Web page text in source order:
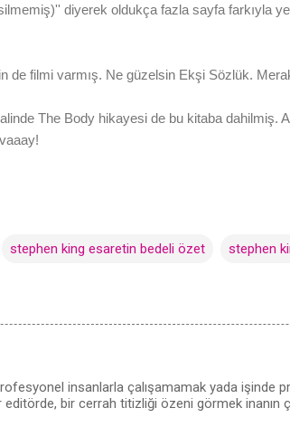
diyerek oldukça fazla sayfa farkıyla
de filmi varmış. Ne güzelsin Ekşi Sözlük.
The Body hikayesi de bu kitaba dahilmiş.
stephen king esaretin bedeli özet stephen
insanlarla çalışamamak yada işinde
bir cerrah titizliği özeni görmek inanın